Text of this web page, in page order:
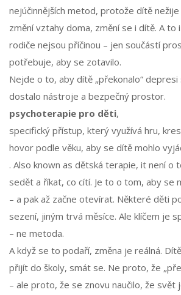
nejúčinnějších metod, protože dítě nežije
změní vztahy doma, změní se i dítě. A to
rodiče nejsou příčinou – jen součástí
potřebuje, aby se zotavilo.
Nejde o to, aby dítě „překonalo“ depresi
dostalo nástroje a bezpečný prostor.
psychoterapie pro děti,
specifický přístup, který využívá hru,
hovor podle věku, aby se dítě mohlo
. Also known as dětská terapie, it není o
sedět a říkat, co cítí. Je to o tom, aby se
– a pak až začne otevírat. Některé děti
sezení, jiným trvá měsíce. Ale klíčem je
– ne metoda.
A když se to podaří, změna je reálná.
přijít do školy, smát se. Ne proto, že
– ale proto, že se znovu naučilo, že svět